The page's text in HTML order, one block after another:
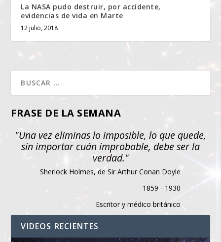
La NASA pudo destruir, por accidente,
evidencias de vida en Marte
12 julio, 2018
FRASE DE LA SEMANA
"Una vez eliminas lo imposible, lo que quede,
sin importar cuán improbable, debe ser la
verdad."
Sherlock Holmes, de Sir Arthur Conan Doyle
1859 - 1930
Escritor y médico británico
VIDEOS RECIENTES